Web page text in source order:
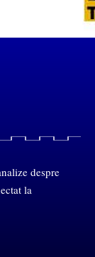
despre
la